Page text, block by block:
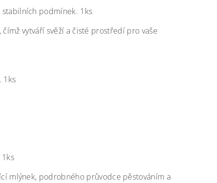
podmínek. 1ks
vytváří svěží a čisté prostředí pro vaše
1ks
mlýnek, podrobného průvodce pěstováním a